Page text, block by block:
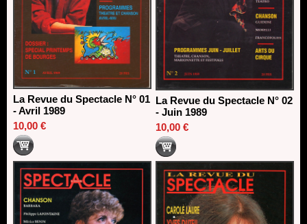
La Revue du Spectacle N° 01
- Avril 1989
10,00 €
La Revue du Spectacle N° 02
- Juin 1989
10,00 €